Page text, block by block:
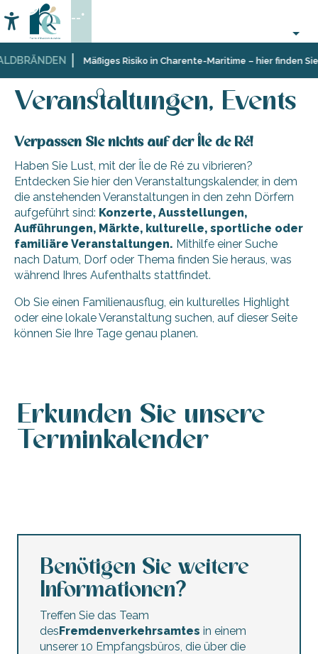
au
contenu
principal
Mäßiges Risiko in Charente-Maritime – hier finden
Accessibilité
Suche
--°
Startseite
Organisieren
Aktivitäten
und
Veranstaltungen, Events
Veranstaltungen, Events
Verpassen Sie nichts auf der Île de Ré!
Haben Sie Lust, mit der Île de Ré zu vibrieren?
Entdecken Sie hier den Veranstaltungskalender, in dem
die anstehenden Veranstaltungen in den zehn Dörfern
aufgeführt sind: Konzerte, Ausstellungen,
Aufführungen, Märkte, kulturelle, sportliche oder
familiäre Veranstaltungen. Mithilfe einer Suche
nach Datum, Dorf oder Thema finden Sie heraus, was
während Ihres Aufenthalts stattfindet.
Ob Sie einen Familienausflug, ein kulturelles Highlight
oder eine lokale Veranstaltung suchen, auf dieser Seite
können Sie Ihre Tage genau planen.
Erkunden Sie unsere
Terminkalender
Benötigen Sie weitere
Informationen?
Treffen Sie das Team
desFremdenverkehrsamtes in einem
unserer 10 Empfangsbüros, die über die